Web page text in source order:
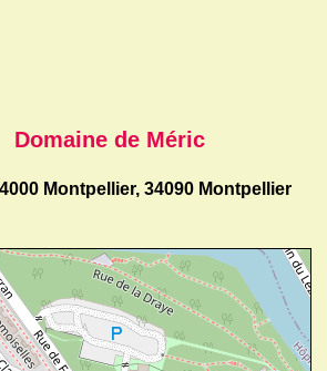
Domaine de Méric
Montpellier, 34090 Montpellier